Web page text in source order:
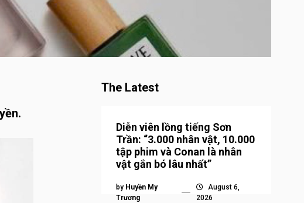
The Latest
Diễn viên lồng tiếng Sơn
Trần: “3.000 nhân vật, 10.000
tập phim và Conan là nhân
vật gắn bó lâu nhất”
by Huyền My
Trương
August 6,
2026